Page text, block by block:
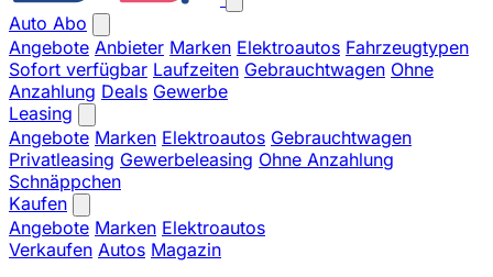
Auto Abo
Angebote Anbieter Marken Elektroautos Fahrzeugtypen
Sofort verfügbar Laufzeiten Gebrauchtwagen Ohne
Anzahlung Deals Gewerbe
Leasing
Angebote Marken Elektroautos Gebrauchtwagen
Privatleasing Gewerbeleasing Ohne Anzahlung
Schnäppchen
Kaufen
Angebote Marken Elektroautos
Verkaufen Autos Magazin